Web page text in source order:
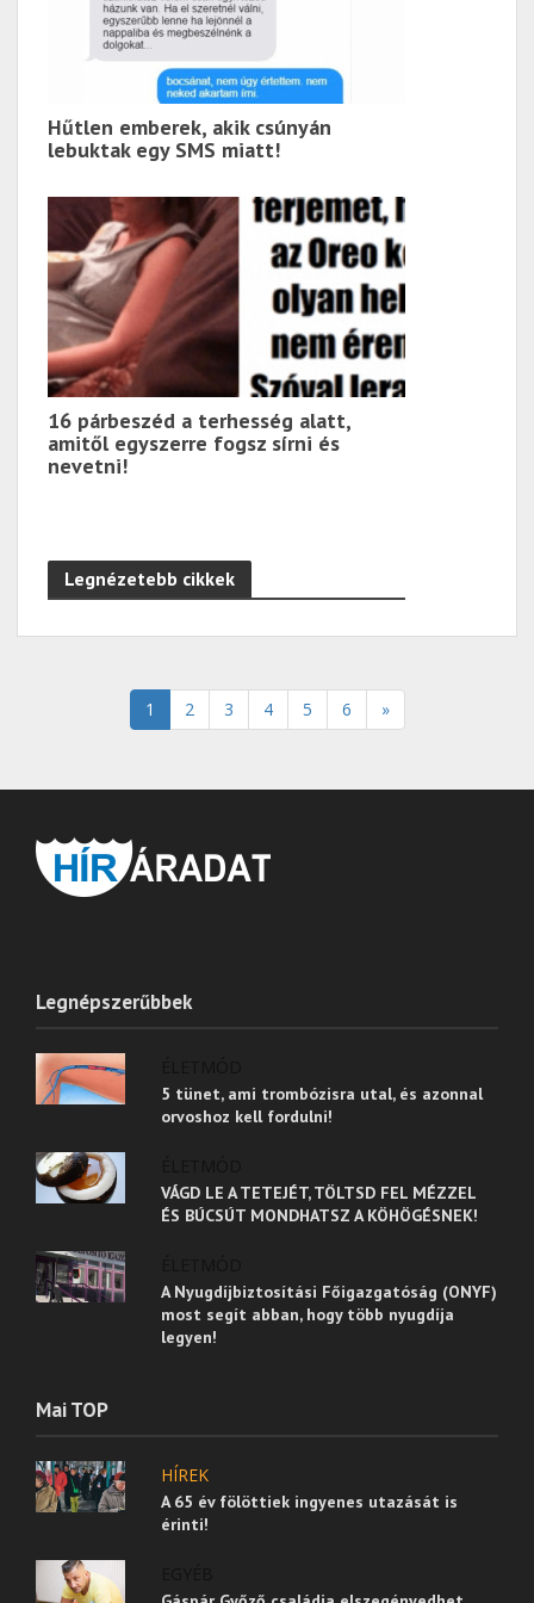
Hűtlen emberek, akik csúnyán
lebuktak egy SMS miatt!
16 párbeszéd a terhesség alatt,
amitől egyszerre fogsz sírni és
nevetni!
Legnézetebb cikkek
1 2 3 4 5 6 »
Legnépszerűbbek
5 tünet, ami trombózisra utal, és azonnal
orvoshoz kell fordulni!
VÁGD LE A TETEJÉT, TÖLTSD FEL MÉZZEL
ÉS BÚCSÚT MONDHATSZ A KÖHÖGÉSNEK!
A Nyugdíjbiztosítási Főigazgatóság (ONYF)
most segít abban, hogy több nyugdíja
legyen!
Mai TOP
HÍREK
A 65 év fölöttiek ingyenes utazását is
érinti!